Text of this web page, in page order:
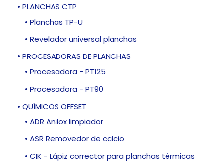
• PLANCHAS CTP
• Planchas TP-U
• Revelador universal planchas
• PROCESADORAS DE PLANCHAS
• Procesadora - PT125
• Procesadora - PT90
• QUÍMICOS OFFSET
• ADR Anilox limpiador
• ASR Removedor de calcio
• CIK - Lápiz corrector para planchas térmicas